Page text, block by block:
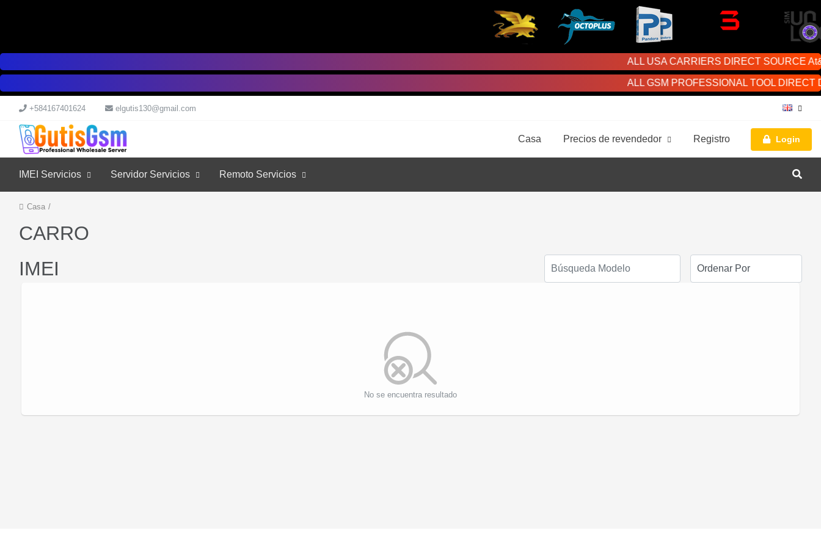
ALL USA CARRIERS DIRECT SOURCE
ALL GSM PROFESSIONAL TOOL DIRECT
+584167401624 elgutis130@gmail.com
Casa Precios de revendedor Registro Login
IMEI Servicios Servidor Servicios Remoto Servicios
Casa /
CARRO
IMEI
No se encuentra resultado